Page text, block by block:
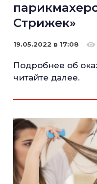
Стрижек»
19.05.2022 в 17:08
Подробнее об
читайте далее.